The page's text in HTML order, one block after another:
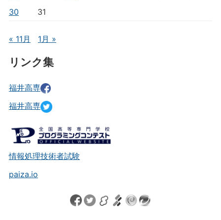
30
31
« 11月 1月 »
リンク集
福井高専
福井高専
情報処理技術者試験
paiza.io